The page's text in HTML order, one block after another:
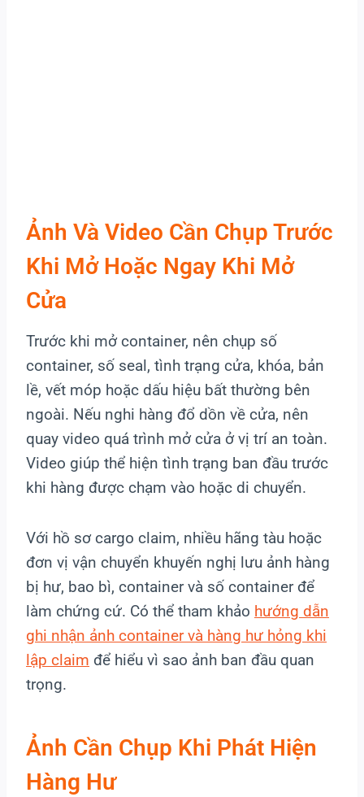
Ảnh Và Video Cần Chụp Trước
Khi Mở Hoặc Ngay Khi Mở
Cửa
Trước khi mở container, nên chụp số
container, số seal, tình trạng cửa, khóa, bản
lề, vết móp hoặc dấu hiệu bất thường bên
ngoài. Nếu nghi hàng đổ dồn về cửa, nên
quay video quá trình mở cửa ở vị trí an toàn.
Video giúp thể hiện tình trạng ban đầu trước
khi hàng được chạm vào hoặc di chuyển.
Với hồ sơ cargo claim, nhiều hãng tàu hoặc
đơn vị vận chuyển khuyến nghị lưu ảnh hàng
bị hư, bao bì, container và số container để
làm chứng cứ. Có thể tham khảo hướng dẫn
ghi nhận ảnh container và hàng hư hỏng khi
lập claim để hiểu vì sao ảnh ban đầu quan
trọng.
Ảnh Cần Chụp Khi Phát Hiện
Hàng Hư